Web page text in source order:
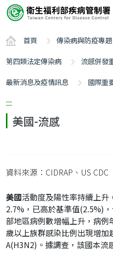
要
容
ALT+C
首頁 傳染病與防疫專題
第四類法定傳染病
流感併發
最新消息及疫情訊息
國際重
:::
美國-流感
資料來源：CIDRAP、US CDC
美國活動度及陽性率持續上
2.7%，已高於基準值(2.5%)
部地區病例數增幅上升，病
歲以上族群感染比例出現增
A(H3N2)。據調查，該國本流